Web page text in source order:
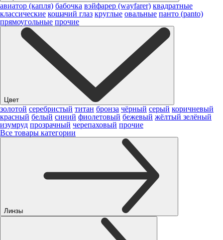
авиатор (капля) бабочка вэйфарер (wayfarer) квадратные
классические кошачий глаз круглые овальные панто (panto)
прямоугольные прочие
Цвет
золотой серебристый титан бронза чёрный серый коричневый
красный белый синий фиолетовый бежевый жёлтый зелёный
изумруд прозрачный черепаховый прочие
Все товары категории
Линзы